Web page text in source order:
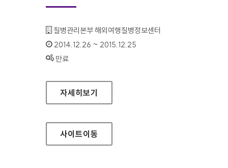
기관명 :
질병관리본부 해외여행질병정보센터
인증기간 :
2014.12.26 ~ 2015.12.25
상태 :
만료
질병관리본부 해외여행질병정보센터 홈페이지
자세히보기
사이트이동